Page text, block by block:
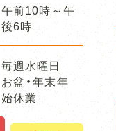
午前10時～午
後6時
毎週水曜日
お盆・年末年
始休業